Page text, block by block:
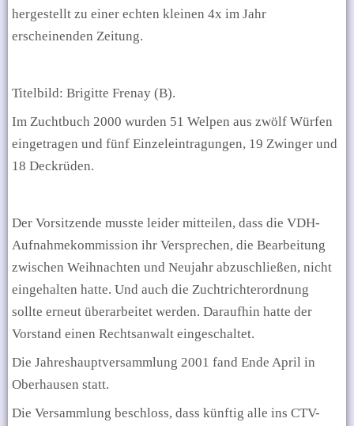
hergestellt zu einer echten kleinen 4x im Jahr
erscheinenden Zeitung.
Titelbild: Brigitte Frenay (B).
Im Zuchtbuch 2000 wurden 51 Welpen aus zwölf Würfen
eingetragen und fünf Einzeleintragungen, 19 Zwinger und
18 Deckrüden.
Der Vorsitzende musste leider mitteilen, dass die VDH-
Aufnahmekommission ihr Versprechen, die Bearbeitung
zwischen Weihnachten und Neujahr abzuschließen, nicht
eingehalten hatte. Und auch die Zuchtrichterordnung
sollte erneut überarbeitet werden. Daraufhin hatte der
Vorstand einen Rechtsanwalt eingeschaltet.
Die Jahreshauptversammlung 2001 fand Ende April in
Oberhausen statt.
Die Versammlung beschloss, dass künftig alle ins CTV-